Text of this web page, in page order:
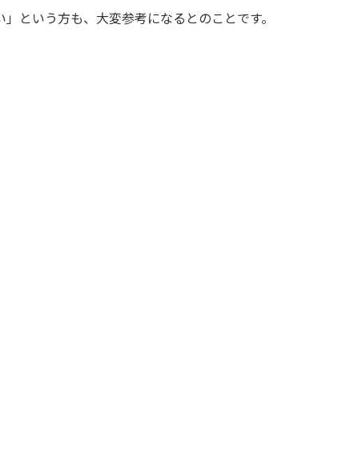
という方も、大変参考になるとのことです。